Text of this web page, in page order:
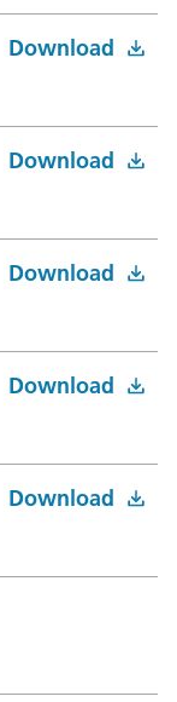
Download
Download
Download
Download
Download